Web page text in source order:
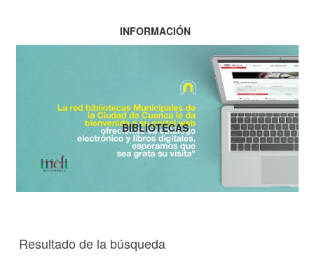
Resultado de la búsqueda
INFORMACIÓN
BIBLIOTECAS